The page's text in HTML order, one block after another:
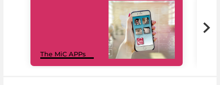
The MiC APPs